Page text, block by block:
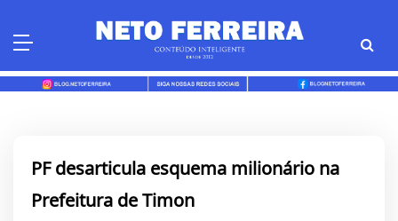
PF desarticula esquema milionário na
Prefeitura de Timon